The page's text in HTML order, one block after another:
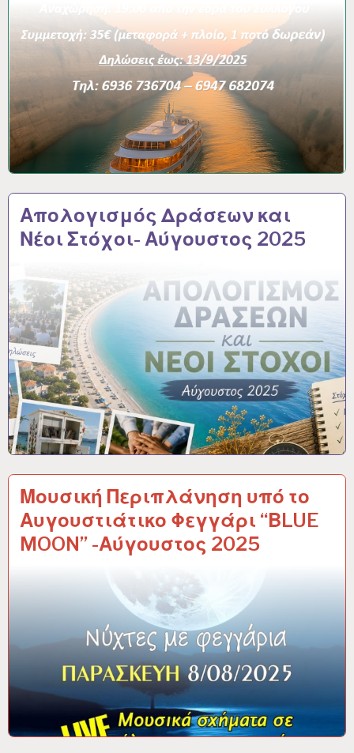
Απολογισμός Δράσεων και
Νέοι Στόχοι- Αύγουστος 2025
Μουσική Περιπλάνηση υπό το
Αυγουστιάτικο Φεγγάρι “ΒLUE
MOON” -Αύγουστος 2025